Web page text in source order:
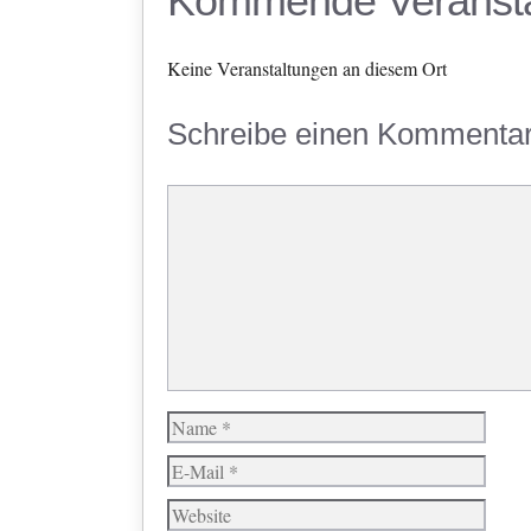
Keine Veranstaltungen an diesem Ort
Schreibe einen
Name
E-
Mail
Website